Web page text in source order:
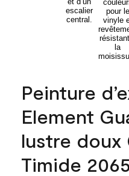
Peinture
Element
lustre doux
Timide